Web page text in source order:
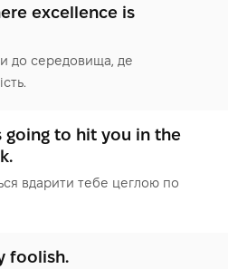
excellence is
до середовища, де
going to hit you in the
вдарити тебе цеглою по
foolish.